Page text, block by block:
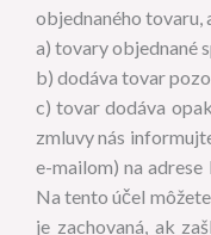
objednaného tovaru,
a) tovary objednané
b) dodáva tovar
c) tovar dodáva
zmluvy nás
e-mailom) na
Na tento účel
je zachovaná, ak